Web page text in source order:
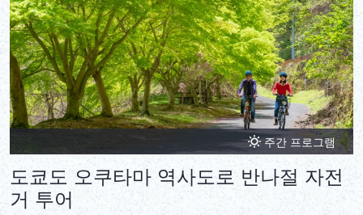
주간 프로그램
도쿄도 오쿠타마 역사도로 반나절 자전
거 투어